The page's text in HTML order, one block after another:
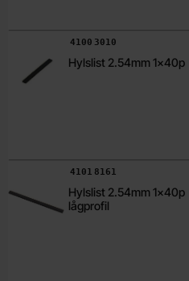
Hylslist 2.54mm 1x40p
Art. nr
4100 3010
Hylslist 2.54mm 1x40p
lågprofil
Art. nr
4101 8161